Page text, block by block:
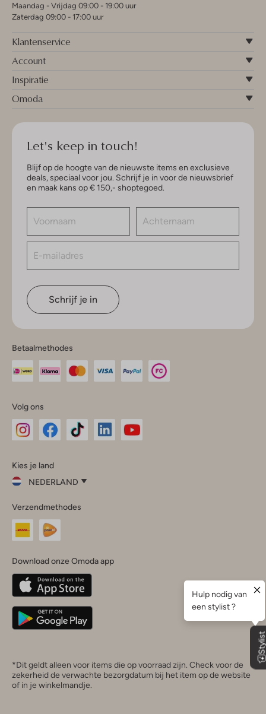
Maandag - Vrijdag 09:00 - 19:00 uur
Zaterdag 09:00 - 17:00 uur
Klantenservice
Account
Inspiratie
Omoda
Let's keep in touch!
Blijf op de hoogte van de nieuwste items en exclusieve
deals, speciaal voor jou. Schrijf je in voor de nieuwsbrief
en maak kans op € 150,- shoptegoed.
Schrijf je in
Betaalmethodes
Volg ons
InstagramFacebook
Kies je land
NEDERLAND
je
land
Nederland
Belgique(Français)
Deutschland
Verzendmethodes
Download onze Omoda app
*Dit geldt alleen voor items die op voorraad zijn. Check voor de
zekerheid de verwachte bezorgdatum bij het item op de website
of in je winkelmandje.